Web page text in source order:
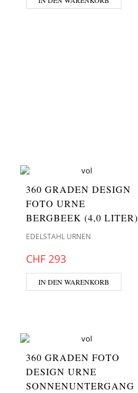
360 GRADEN DESIGN
FOTO URNE
BERGBEEK (4,0 LITER)
EDELSTAHL URNEN
CHF293
IN DEN WARENKORB
360 GRADEN FOTO
DESIGN URNE
SONNENUNTERGANG